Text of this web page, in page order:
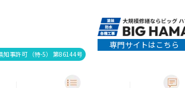
事許可 （特-5） 第86144号
専門サイトはこちら